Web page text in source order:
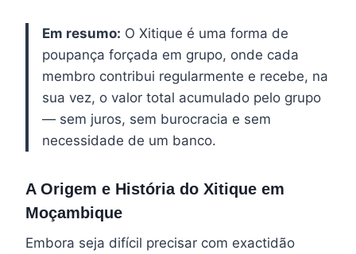
Em resumo: O Xitique é uma forma de
poupança forçada em grupo, onde cada
membro contribui regularmente e recebe, na
sua vez, o valor total acumulado pelo grupo
— sem juros, sem burocracia e sem
necessidade de um banco.
A Origem e História do Xitique em
Moçambique
Embora seja difícil precisar com exactidão